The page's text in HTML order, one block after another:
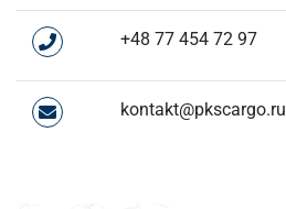
+48 77 454 72 97
kontakt@pkscargo.ru